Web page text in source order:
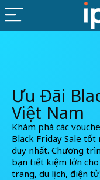
Ưu Đãi
Việt Nam
Khám phá các
Black Friday Sale
duy nhất. Chương
bạn tiết kiệm lớn cho
trang, du lịch, điện